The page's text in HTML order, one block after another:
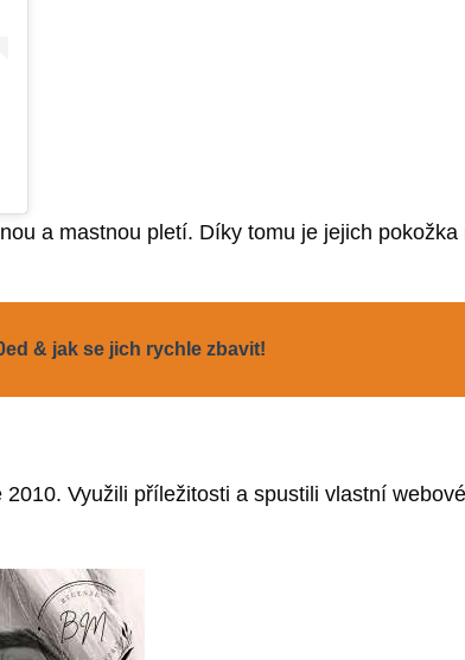
a mastnou pletí. Díky tomu je jejich
& jak se jich rychle zbavit!
Využili příležitosti a spustili vlastní